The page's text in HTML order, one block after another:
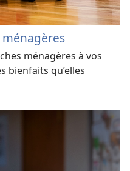
ménagères
ménagères à vos
bienfaits qu’elles